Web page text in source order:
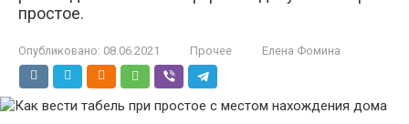
простое.
Опубликовано: 08.06.2021 Прочее Елена Фомина